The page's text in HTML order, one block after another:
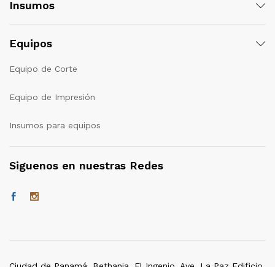
Insumos
Equipos
Equipo de Corte
Equipo de Impresión
Insumos para equipos
Siguenos en nuestras Redes